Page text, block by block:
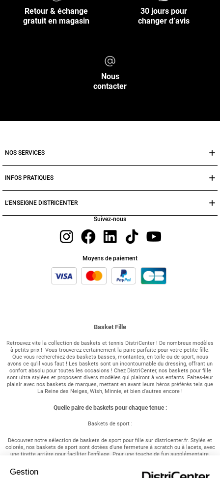
Gestion
Basket Fille
Retrouvez vite la collection de baskets et tennis DistriCenter ! De nombreux modèles
à petits prix ! Vous trouverez certainement la paire parfaite pour votre petite fille.
Que vous recherchiez des baskets basses, montantes, en toile ou de sport, nous
avons ce qu'il vous faut ! Les baskets sont un incontournable du dressing, offrant un
confort absolu pour toutes les occasions ! Chez DistriCenter, nos baskets pour fille
sont ultra stylées et proposent divers modèles qui plairont à vos enfants. Faites-leur
plaisir avec nos baskets de marques, mettant en avant leurs héros préférés tels que
La Reine des Neiges, Wish, Minnie, et bien d'autres encore !
Quelle paire de baskets pour chaque tenue :
Baskets de sport :
Découvrez notre sélection de baskets de sport pour fille sur districenter.fr. Stylés et
colorés, nos baskets de sport sont dotées d'une fermeture à scratch ou à lacets, avec
une tirette arrière pour faciliter l'enfilage. Pour une touche de fun supplémentaire,
Retour & échange
gratuit en magasin
30 jours pour
changer d’avis
Nous
contacter
NOS SERVICES
INFOS PRATIQUES
L’ENSEIGNE DISTRICENTER
Suivez-nous
Moyens de paiement